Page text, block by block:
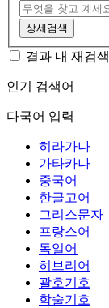
상세검색
결과 내 재검색
인기 검색어
다국어 입력
히라가나
가타카나
중국어
한글고어
그리스문자
프랑스어
독일어
히브리어
괄호기호
학술기호